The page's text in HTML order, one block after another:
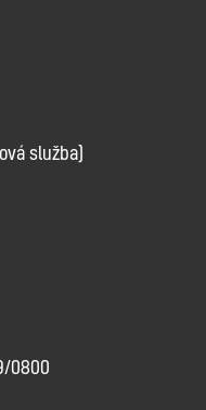
služba)
0800